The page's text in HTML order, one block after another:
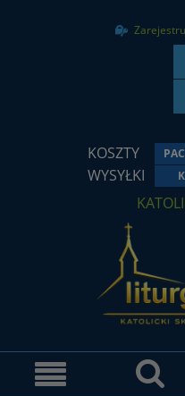
KOSZTY
WYSYŁKI